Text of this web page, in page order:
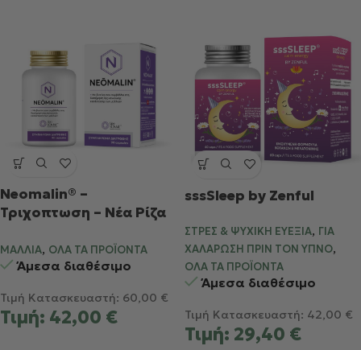
Neomalin® –
Τριχοπτωση – Νέα Ρίζα
γκριζαρίσματος –
Λάμψη – Όγκος
ΜΑΛΛΙΆ, ΌΛΑ ΤΑ ΠΡΟΪΌΝΤΑ
Άμεσα διαθέσιμο
Τιμή Κατασκευαστή: 60,00 €
Τιμή: 42,00 €
sssSleep by Zenful
ΣΤΡΕΣ & ΨΥΧΙΚΉ ΕΥΕΞΊΑ, ΓΙΑ
ΧΑΛΆΡΩΣΗ ΠΡΙΝ ΤΟΝ ΎΠΝΟ,
ΌΛΑ ΤΑ ΠΡΟΪΌΝΤΑ
Άμεσα διαθέσιμο
Τιμή Κατασκευαστή: 42,00 €
Τιμή: 29,40 €